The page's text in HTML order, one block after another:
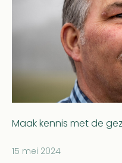
Maak kennis met de
15 mei 2024